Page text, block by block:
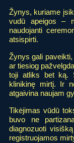
Žynys, kuriame
vudū apeigos –
naudojanti
atsispirti.
Žynys gali
ar tiesiog
toji atliks bet ką.
klinikinę mirtį. Ir
atgaivina naujam
Tikėjimas vūdū
buvo ne
diagnozuoti
registruojamos